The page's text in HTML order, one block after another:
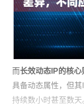
而长效动态IP的核心
具备动态属性，但
持续数小时甚至数